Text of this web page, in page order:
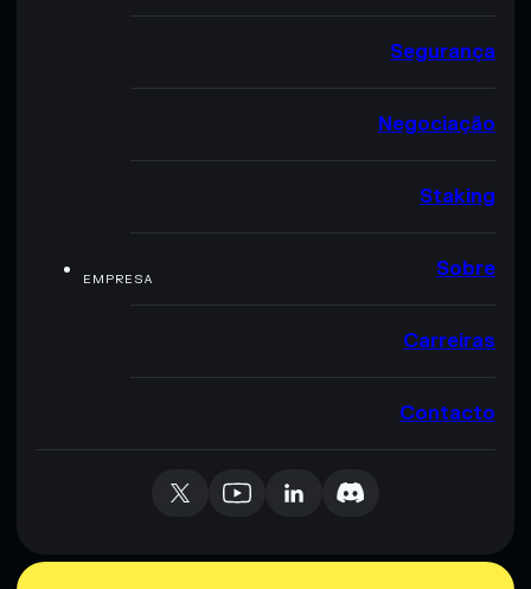
Segurança
Negociação
Staking
EMPRESA Sobre
Carreiras
Contacto